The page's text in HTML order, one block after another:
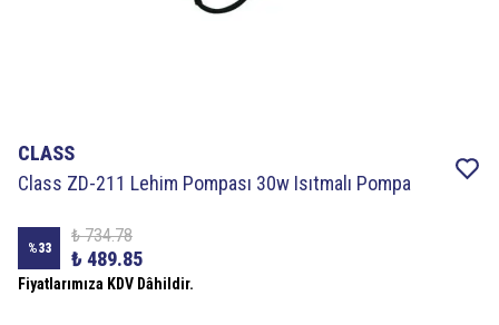
CLASS
Class ZD-211 Lehim Pompası 30w Isıtmalı Pompa
%33
₺ 734.78
₺ 489.85
Fiyatlarımıza KDV Dâhildir.